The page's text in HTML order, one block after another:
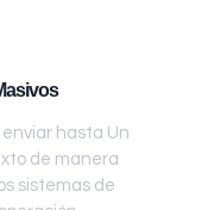
hasta Un
de manera
sistemas de